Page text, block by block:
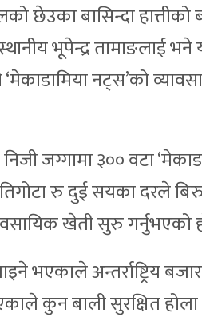
छेउका बासिन्दा हात्तीको
भूपेन्द्र तामाङलाई
नट्स’को
जग्गामा ३०० वटा
रु दुई सयका दरले
खेती सुरु गर्नुभएको
अन्तर्राष्ट्रिय
कुन बाली सुरक्षित होला